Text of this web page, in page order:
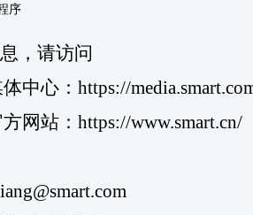
序
，请访问
中心：https://
网站：https://www.smart.cn/